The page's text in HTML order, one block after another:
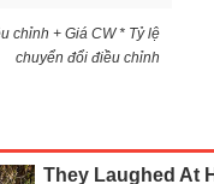
chỉnh + Giá CW * Tỷ lệ
chuyển đổi điều chỉnh